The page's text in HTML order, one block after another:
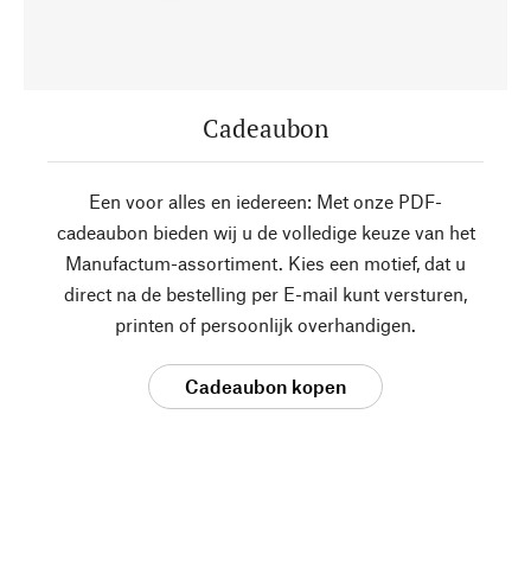
Cadeaubon
Een voor alles en iedereen: Met onze PDF-
cadeaubon bieden wij u de volledige keuze van het
Manufactum-assortiment. Kies een motief, dat u
direct na de bestelling per E-mail kunt versturen,
printen of persoonlijk overhandigen.
Cadeaubon kopen